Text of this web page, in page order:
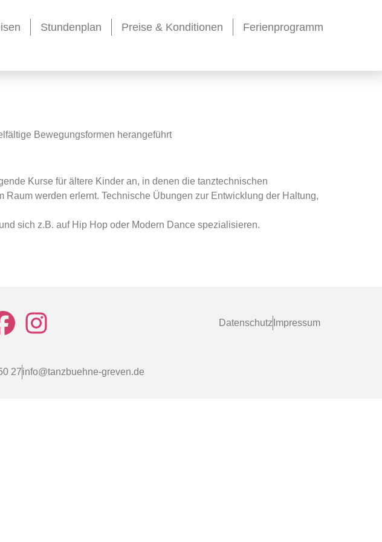
Stundenplan Preise & Konditionen Ferienprogramm
Bewegungsformen herangeführt
Kurse für ältere Kinder an, in denen die tanztechnischen
werden erlernt. Technische Übungen zur Entwicklung der Haltung,
sich z.B. auf Hip Hop oder Modern Dance spezialisieren.
Datenschutz Impressum
27info@tanzbuehne-greven.de